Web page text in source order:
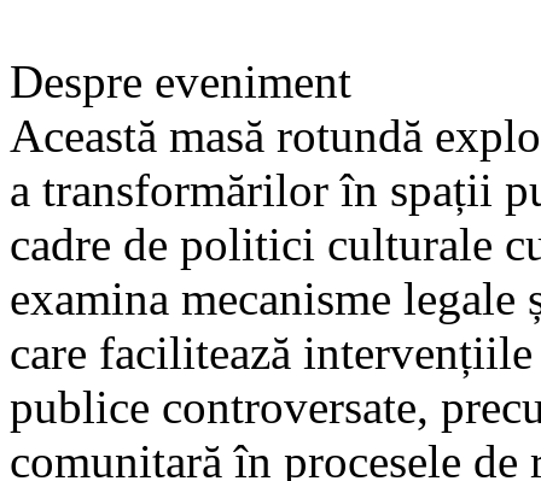
Despre eveniment
Această masă rotundă
a transformărilor în spații
cadre de politici culturale
examina mecanisme
care facilitează
publice controversate,
comunitară în procesele de